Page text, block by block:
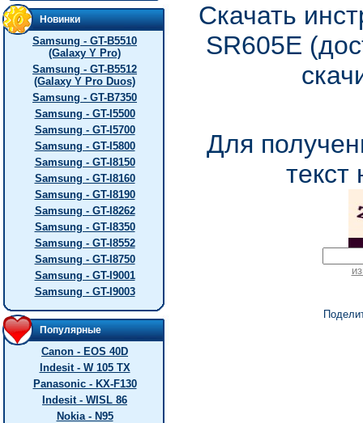
Новинки
Samsung - GT-B5510
(Galaxy Y Pro)
Samsung - GT-B5512
(Galaxy Y Pro Duos)
Samsung - GT-B7350
Samsung - GT-I5500
Samsung - GT-I5700
Samsung - GT-I5800
Samsung - GT-I8150
Samsung - GT-I8160
Samsung - GT-I8190
Samsung - GT-I8262
Samsung - GT-I8350
Samsung - GT-I8552
Samsung - GT-I8750
Samsung - GT-I9001
Samsung - GT-I9003
Популярные
Canon - EOS 40D
Indesit - W 105 TX
Panasonic - KX-F130
Indesit - WISL 86
Nokia - N95
Скачать
SR605E
Для
текст